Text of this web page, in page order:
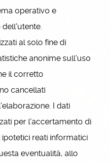
operativo e
al solo fine di
anonime sull'uso
il corretto
cancellati
I dati
per l'accertamento di
reati informatici
eventualità, allo